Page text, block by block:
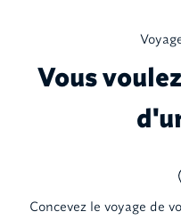
Vous
Concevez le voyage de